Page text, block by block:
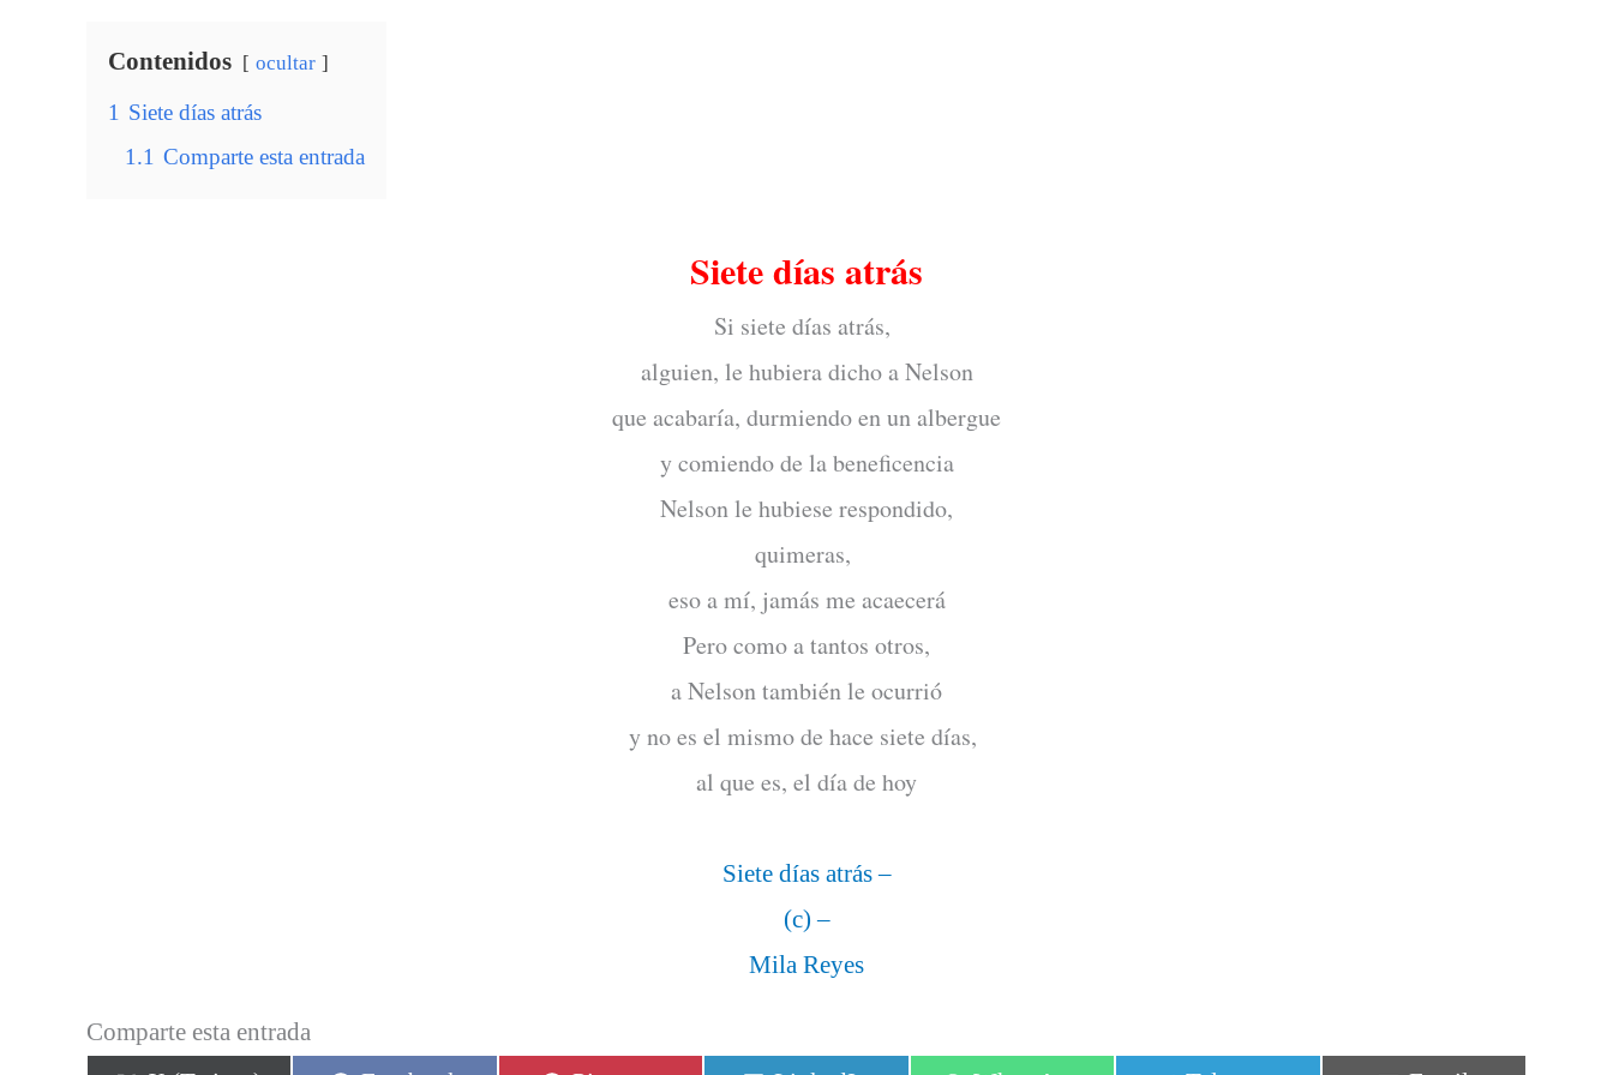
Contenidos ocultar
1 Siete días atrás
1.1 Comparte esta entrada
Siete días atrás
Si siete días atrás,
alguien, le hubiera dicho a Nelson
que acabaría, durmiendo en un albergue
y comiendo de la beneficencia
Nelson le hubiese respondido,
quimeras,
eso a mí, jamás me acaecerá
Pero como a tantos otros,
a Nelson también le ocurrió
y no es el mismo de hace siete días,
al que es, el día de hoy
Siete días atrás –
(c) –
Mila Reyes
Comparte esta entrada